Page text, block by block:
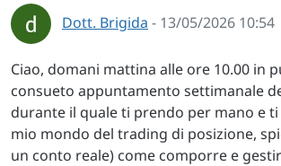
Dott. Brigida - 13/05/2026 10:54
Ciao, domani mattina alle ore 10.00 in
consueto appuntamento settimanale
durante il quale ti prendo per mano e
mio mondo del trading di posizione,
un conto reale) come comporre e